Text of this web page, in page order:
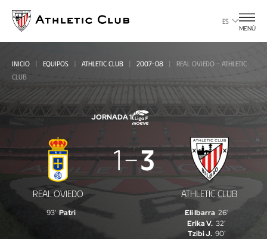
contenido
principal
ES
MENÚ
INICIO EQUIPOS ATHLETIC CLUB 2007-08
REAL OVIEDO - ATHLETIC
CLUB
JORNADA 1
Real
Oviedo
-
Athletic
REAL OVIEDO
1 3
ATHLETIC CLUB
93' Patri Eli Ibarra 26'
Erika V. 32'
Tzibi J. 90'